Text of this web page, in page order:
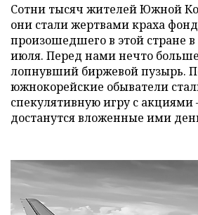
Сотни тысяч жителей Южной
они стали жертвами краха
произошедшего в этой стране
июля. Перед нами нечто
лопнувший биржевой пузырь.
южнокорейские обыватели
спекулятивную игру с акциями
достанутся вложенные ими